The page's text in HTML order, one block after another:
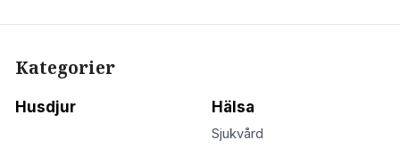
Kategorier
Husdjur Hälsa
Sjukvård